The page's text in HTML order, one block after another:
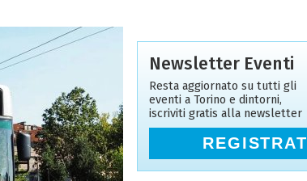
Newsletter Eventi
Resta aggiornato su tutti gli
eventi a Torino e dintorni,
iscriviti gratis alla newsletter